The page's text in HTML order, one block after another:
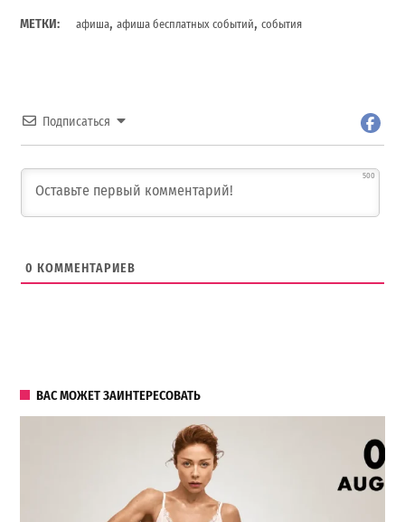
МЕТКИ: афиша,афиша бесплатных событий,события
Подписаться
500
0 КОММЕНТАРИЕВ
ВАС МОЖЕТ ЗАИНТЕРЕСОВАТЬ